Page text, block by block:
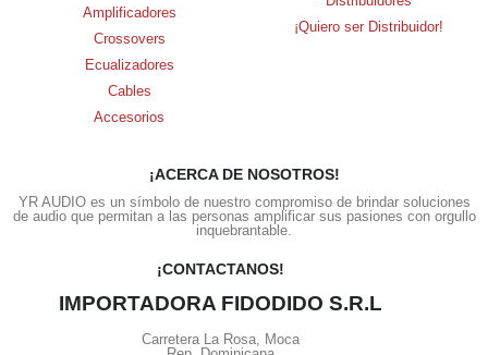
Amplificadores
Crossovers
Ecualizadores
Cables
Accesorios
¡Quiero ser Distribuidor!
¡ACERCA DE NOSOTROS!
YR AUDIO es un símbolo de nuestro compromiso de brindar soluciones
de audio que permitan a las personas amplificar sus pasiones con orgullo
inquebrantable.
¡CONTACTANOS!
IMPORTADORA FIDODIDO S.R.L
Carretera La Rosa, Moca